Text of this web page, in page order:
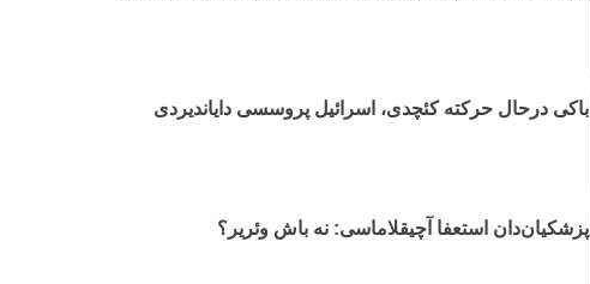
باکی درحال حرکته کئچدی، اسرائیل پروسسی دایاندیردی
پزشکیان‌دان استعفا آچیقلاماسی: نه باش وئریر؟